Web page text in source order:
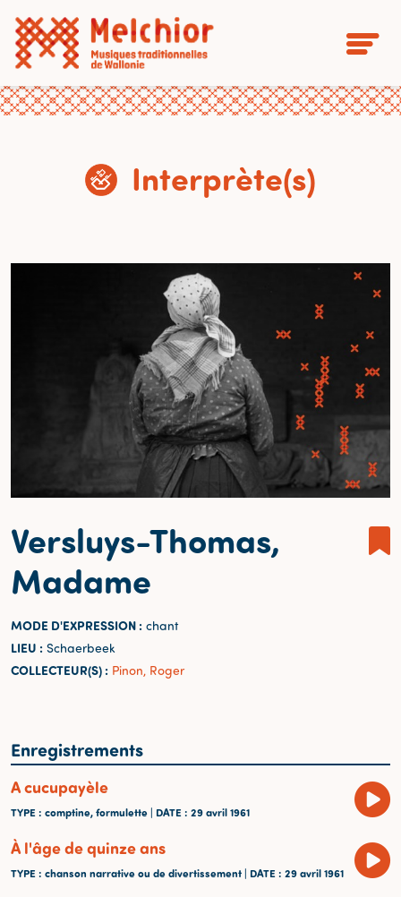
Interprète(s)
Versluys-Thomas,
Madame
MODE D'EXPRESSION : chant
LIEU : Schaerbeek
COLLECTEUR(S) : Pinon, Roger
Enregistrements
A cucupayèle
TYPE : comptine, formulette | DATE : 29 avril 1961
À l'âge de quinze ans
TYPE : chanson narrative ou de divertissement | DATE : 29 avril 1961